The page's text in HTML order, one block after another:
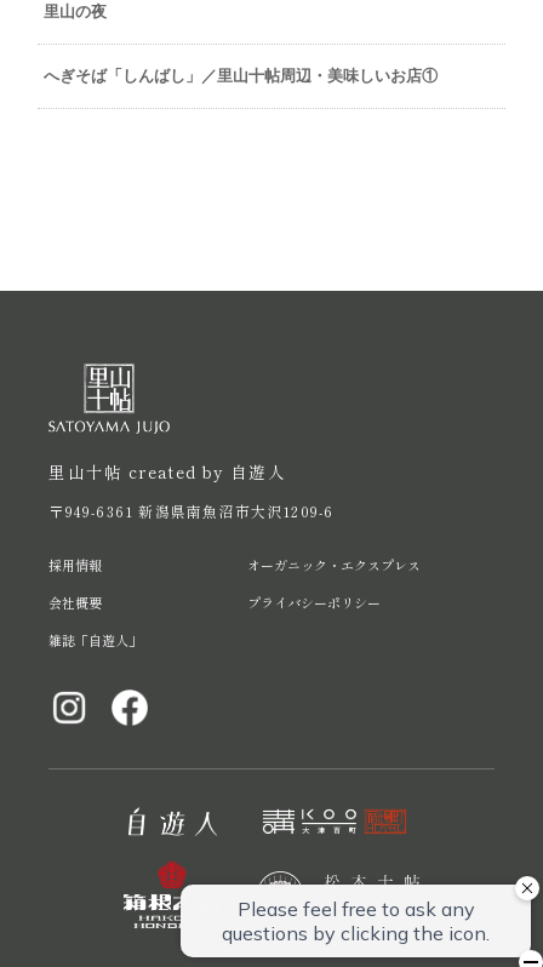
里山の夜
へぎそば「しんばし」／里山十帖周辺・美味しいお店①
里山十帖 created by 自遊人
〒949-6361 新潟県南魚沼市大沢1209-6
採用情報
会社概要
雑誌「自遊人」
オーガニック・エクスプレス
プライバシーポリシー